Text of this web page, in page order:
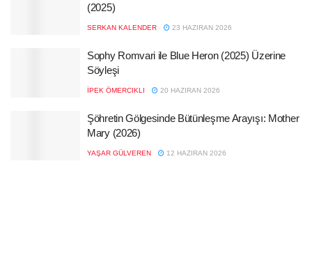
(2025)
SERKAN KALENDER 23 HAZIRAN 2026
Sophy Romvari ile Blue Heron (2025) Üzerine
Söyleşi
İPEK ÖMERCIKLI 20 HAZIRAN 2026
Şöhretin Gölgesinde Bütünleşme Arayışı: Mother
Mary (2026)
YAŞAR GÜLVEREN 12 HAZIRAN 2026